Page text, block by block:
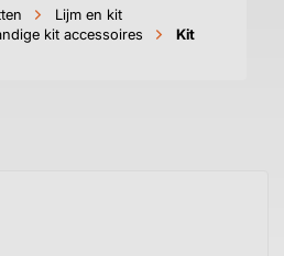
Lijm en kit
kit accessoires
Kit